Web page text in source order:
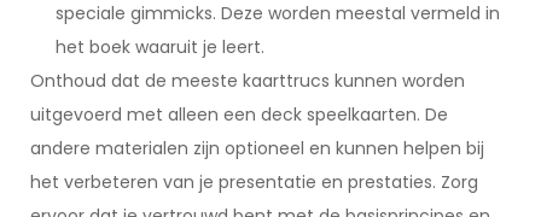
speciale gimmicks. Deze worden meestal vermeld in
het boek waaruit je leert.
Onthoud dat de meeste kaarttrucs kunnen worden
uitgevoerd met alleen een deck speelkaarten. De
andere materialen zijn optioneel en kunnen helpen bij
het verbeteren van je presentatie en prestaties. Zorg